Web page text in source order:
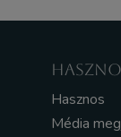
Hasznos
Média